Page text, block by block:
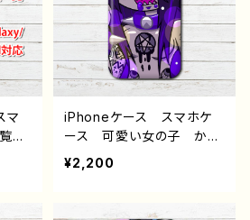
マ
覧
A
iPhoneケース スマホケ
ース 可愛い女の子 かっ
こいい女子 イラスト おし
ゃれ iPhone15/14/13/12/
ooglepixel Galaxy An
¥2,200